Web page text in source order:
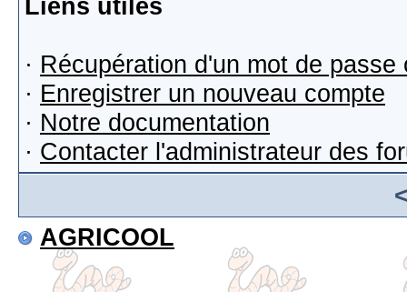
· Récupération d'un mot de passe
· Enregistrer un nouveau compte
· Notre documentation
· Contacter l'administrateur des
AGRICOOL